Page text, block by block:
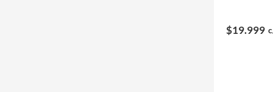
$19.999